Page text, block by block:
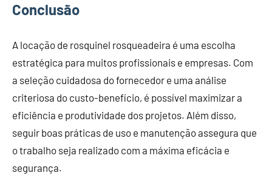
Conclusão
A locação de rosquinel rosqueadeira é uma escolha
estratégica para muitos profissionais e empresas. Com
a seleção cuidadosa do fornecedor e uma análise
criteriosa do custo-benefício, é possível maximizar a
eficiência e produtividade dos projetos. Além disso,
seguir boas práticas de uso e manutenção assegura que
o trabalho seja realizado com a máxima eficácia e
segurança.